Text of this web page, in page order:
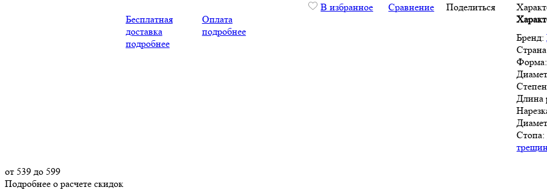
Бесплатная
доставка
подробнее
Оплата
подробнее
В избранное Сравнение Поделиться
Бренд:
Форма:
Длина
Стопа:
от 539 до 599
Подробнее о расчете скидок